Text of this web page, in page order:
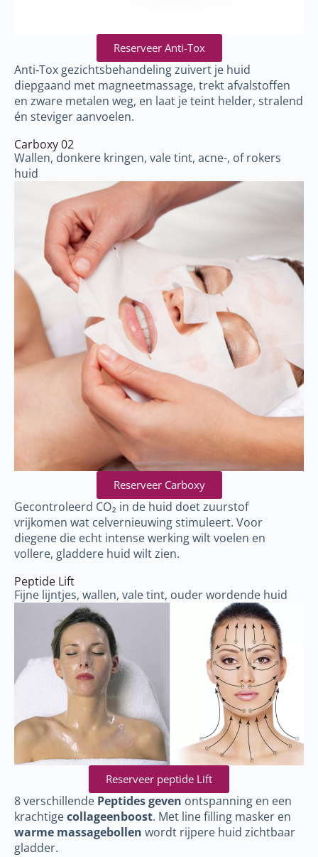
Reserveer Anti-Tox
Anti‑Tox gezichtsbehandeling zuivert je huid
diepgaand met magneetmassage, trekt afvalstoffen
en zware metalen weg, en laat je teint helder, stralend
én steviger aanvoelen.
Carboxy 02
Wallen, donkere kringen, vale tint, acne-, of rokers
huid
Reserveer Carboxy
Gecontroleerd CO₂ in de huid doet zuurstof
vrijkomen wat celvernieuwing stimuleert. Voor
diegene die echt intense werking wilt voelen en
vollere, gladdere huid wilt zien.
Peptide Lift
Fijne lijntjes, wallen, vale tint, ouder wordende huid
Reserveer peptide Lift
8 verschillende Peptides geven ontspanning en een
krachtigecollageenboost. Met line filling masker en
warme massagebollen wordt rijpere huid zichtbaar
gladder.